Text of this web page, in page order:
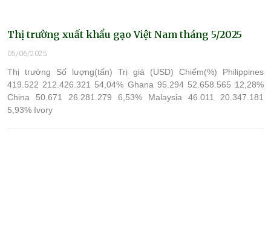
Thị trường xuất khẩu gạo Việt Nam tháng 5/2025
05/06/2025
Thị trường Số lượng(tấn) Trị giá (USD) Chiếm(%) Philippines
419.522 212.426.321 54,04% Ghana 95.294 52.658.565 12,28%
China 50.671 26.281.279 6,53% Malaysia 46.011 20.347.181
5,93% Ivory